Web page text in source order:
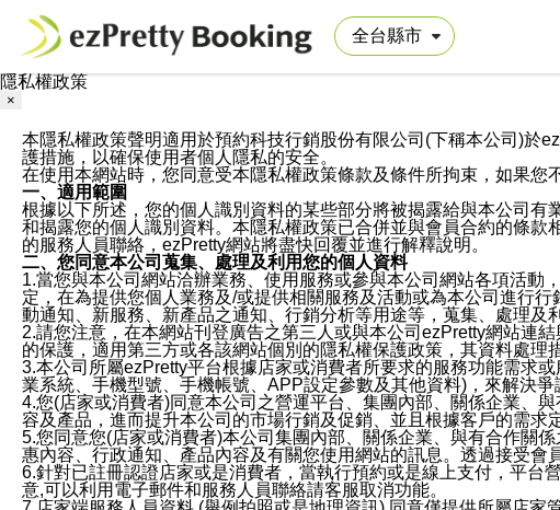
隱私權政策
×
本隱私權政策聲明適用於預約科技行銷股份有限公司(下稱本公司)於
護措施，以確保使用者個人隱私的安全。
在使用本網站時，您同意受本隱私權政策條款及條件所拘束，如果您
一、適用範圍
根據以下所述，您的個人識別資料的某些部分將被揭露給與本公司
和揭露您的個人識別資料。本隱私權政策已合併並與會員合約的條
的服務人員聯絡，ezPretty網站將盡快回覆並進行解釋說明。
二、您同意本公司蒐集、處理及利用您的個人資料
1.當您與本公司網站洽辦業務、使用服務或參與本公司網站各項活
定，在為提供您個人業務及/或提供相關服務及活動或為本公司進行
動通知、新服務、新產品之通知、行銷分析等用途等，蒐集、處理及
2.請您注意，在本網站刊登廣告之第三人或與本公司ezPretty網站連
的保護，適用第三方或各該網站個別的隱私權保護政策，其資料處
3.本公司所屬ezPretty平台根據店家或消費者所要求的服務功能需求
業系統、手機型號、手機帳號、APP設定參數及其他資料)，來解決
4.您(店家或消費者)同意本公司之營運平台、集團內部、關係企業、
容及產品，進而提升本公司的市場行銷及促銷、並且根據客戶的需求
5.您同意您(店家或消費者)本公司集團內部、關係企業、與有合作關
惠內容、行政通知、產品內容及有關您使用網站的訊息。透過接受會
6.針對已註冊認證店家或是消費者，當執行預約或是線上支付，平
意,可以利用電子郵件和服務人員聯絡請客服取消功能。